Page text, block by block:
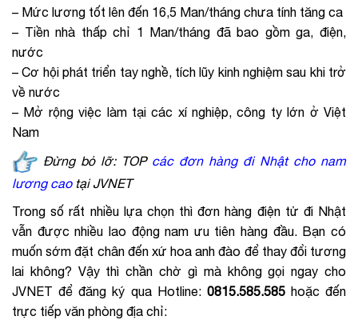
– Mức lương tốt lên đến 16,5 Man/tháng chưa tính tăng ca
– Tiền nhà thấp chỉ 1 Man/tháng đã bao gồm ga, điện,
nước
– Cơ hội phát triển tay nghề, tích lũy kinh nghiệm sau khi trở
về nước
– Mở rộng việc làm tại các xí nghiệp, công ty lớn ở Việt
Nam
Đừng bỏ lỡ: TOP các đơn hàng đi Nhật cho nam
lương caotại JVNET
Trong số rất nhiều lựa chọn thì đơn hàng điện tử đi Nhật
vẫn được nhiều lao động nam ưu tiên hàng đầu. Bạn có
muốn sớm đặt chân đến xứ hoa anh đào để thay đổi tương
lai không? Vậy thì chần chờ gì mà không gọi ngay cho
JVNET để đăng ký qua Hotline: 0815.585.585hoặc đến
trực tiếp văn phòng địa chỉ: